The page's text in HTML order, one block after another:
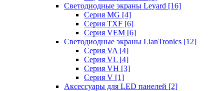
Светодиодные экраны Leyard [16]
Серия MG [4]
Серия TXF [6]
Серия VEM [6]
Светодиодные экраны LianTronics [12]
Серия VA [4]
Серия VL [4]
Серия VH [3]
Серия V [1]
Аксессуары для LED панелей [2]